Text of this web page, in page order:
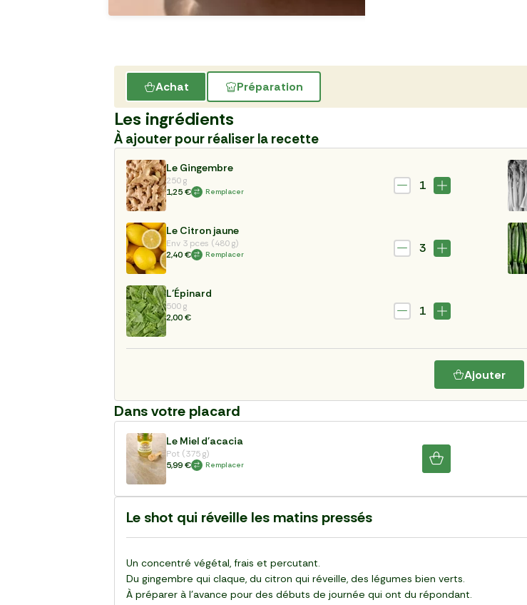
Achat
Préparation
Les ingrédients
À ajouter pour réaliser la recette
Le Gingembre
250 g
1,25 €
Remplacer 1
Le Citron jaune
Env 3 pces (480 g)
2,40 €
Remplacer 3
L’Épinard
500 g
2,00 €
1
Ajouter
Dans votre placard
Le Miel d'acacia
Pot (375 g)
5,99 €
Remplacer
Le shot qui réveille les matins pressés
Un concentré végétal, frais et percutant.
Du gingembre qui claque, du citron qui réveille, des légumes bien verts.
À préparer à l’avance pour des débuts de journée qui ont du répondant.